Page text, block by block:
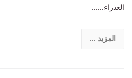
العذراء......
المزيد ...